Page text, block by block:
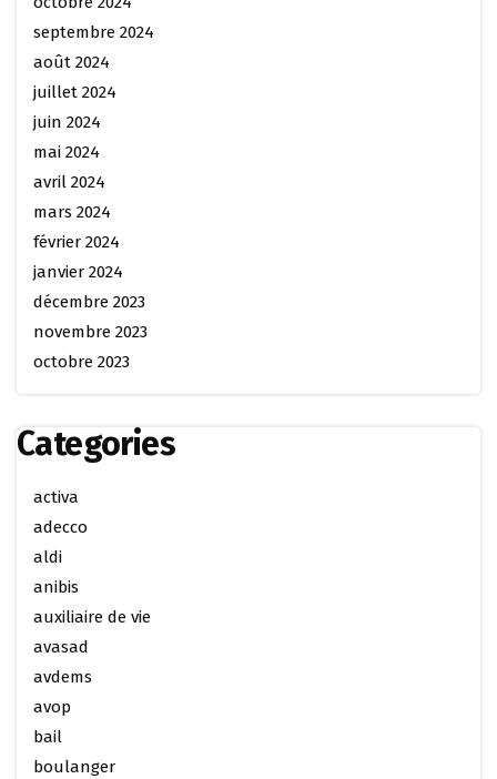
septembre 2024
août 2024
juillet 2024
juin 2024
mai 2024
avril 2024
mars 2024
février 2024
janvier 2024
décembre 2023
novembre 2023
octobre 2023
Categories
activa
adecco
aldi
anibis
auxiliaire de vie
avasad
avdems
avop
bail
boulanger